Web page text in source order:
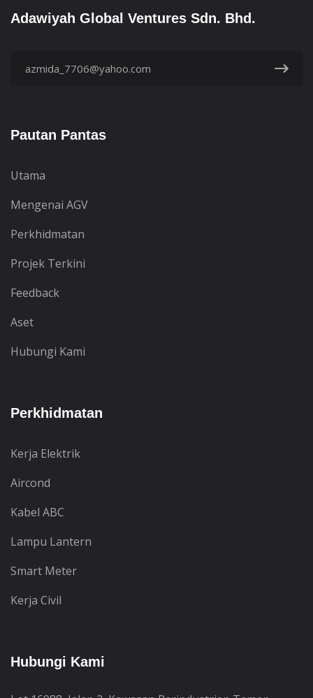
Adawiyah Global Ventures Sdn. Bhd.
Pautan Pantas
Utama
Mengenai AGV
Perkhidmatan
Projek Terkini
Feedback
Aset
Hubungi Kami
Perkhidmatan
Kerja Elektrik
Aircond
Kabel ABC
Lampu Lantern
Smart Meter
Kerja Civil
Hubungi Kami